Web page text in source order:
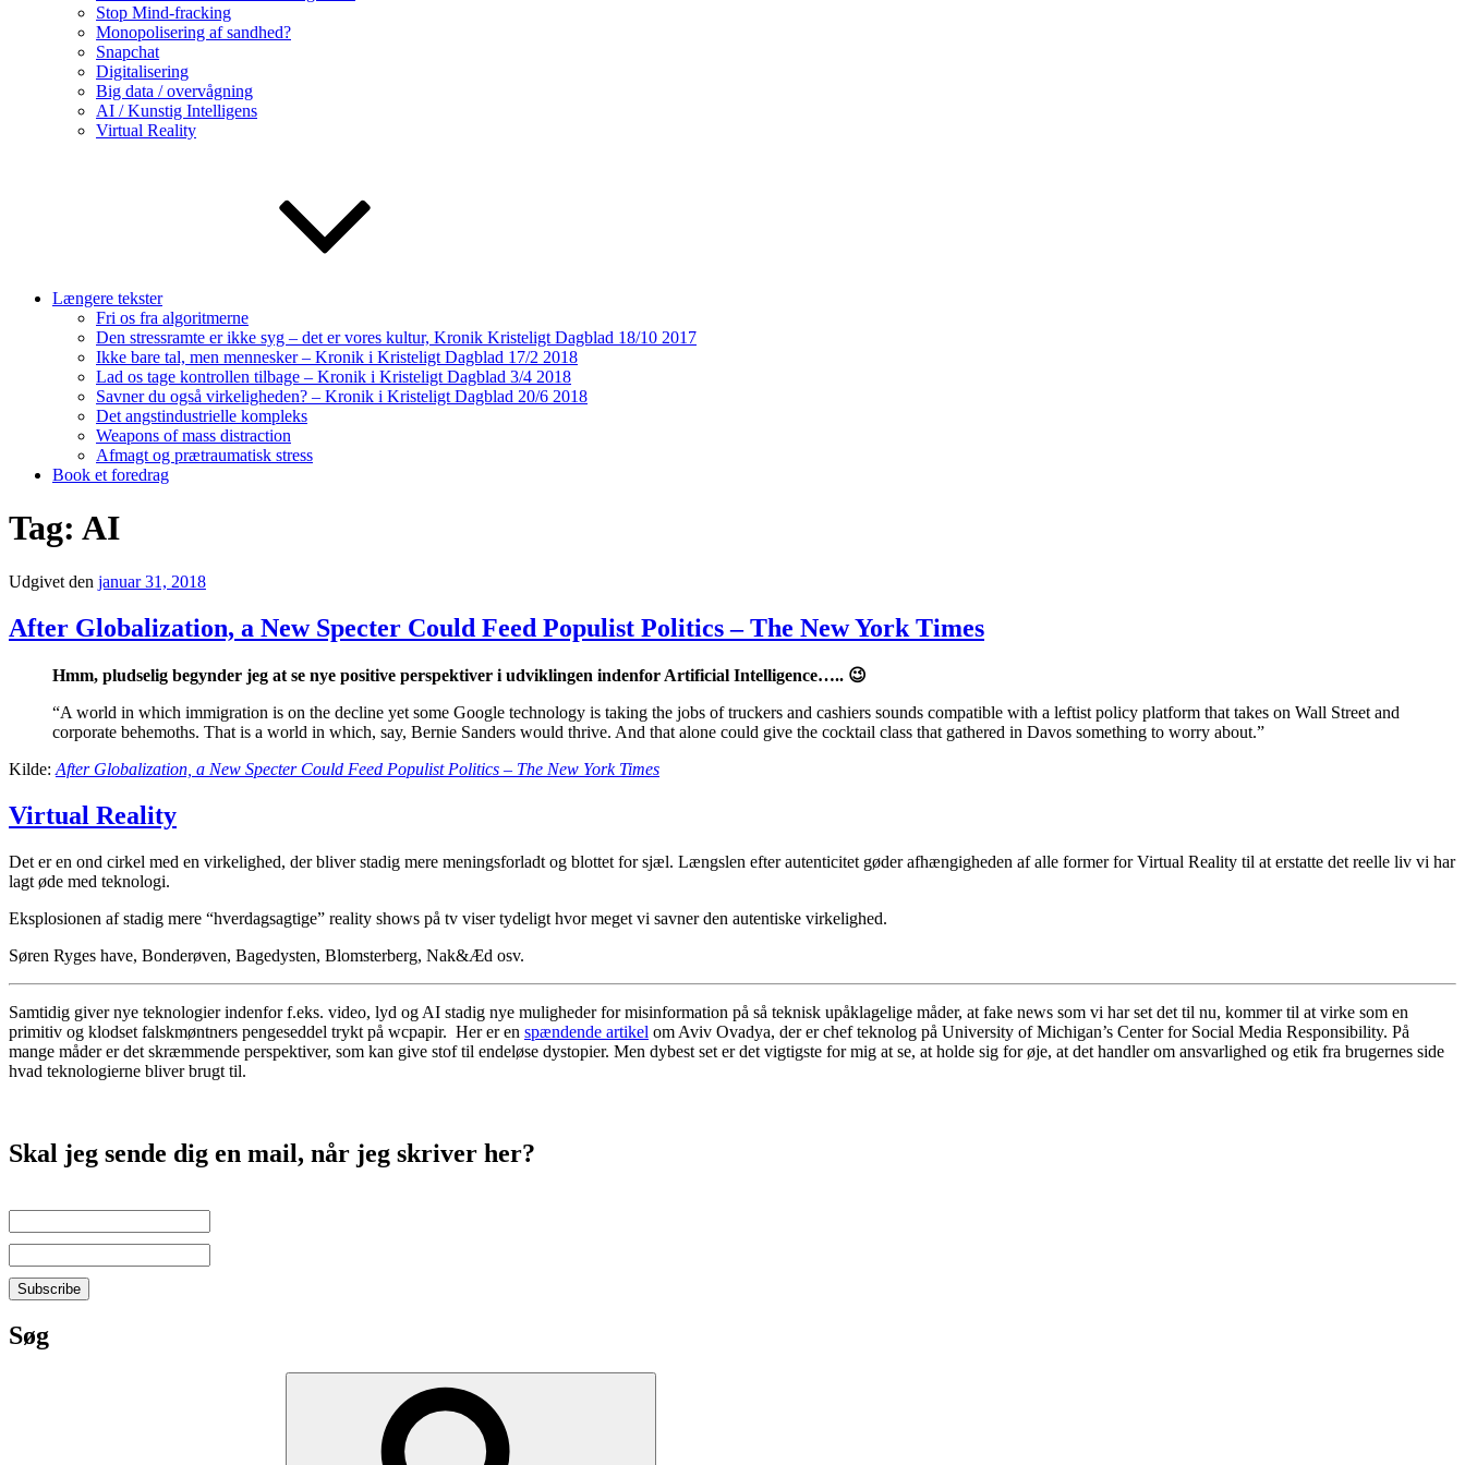
Stop Mind-fracking
Monopolisering af sandhed?
Snapchat
Digitalisering
Big data / overvågning
AI / Kunstig Intelligens
Virtual Reality
Længere tekster
Fri os fra algoritmerne
Den stressramte er ikke syg – det er vores kultur, Kronik Kristeligt Dagblad 18/10 2017
Ikke bare tal, men mennesker – Kronik i Kristeligt Dagblad 17/2 2018
Lad os tage kontrollen tilbage – Kronik i Kristeligt Dagblad 3/4 2018
Savner du også virkeligheden? – Kronik i Kristeligt Dagblad 20/6 2018
Det angstindustrielle kompleks
Weapons of mass distraction
Afmagt og prætraumatisk stress
Book et foredrag
Tag: AI
Udgivet den januar 31, 2018
After Globalization, a New Specter Could Feed Populist Politics – The New York Times
Hmm, pludselig begynder jeg at se nye positive perspektiver i udviklingen indenfor Artificial Intelligence….. 😉
“A world in which immigration is on the decline yet some Google technology is taking the jobs of truckers and cashiers sounds compatible with a leftist policy platform that takes on Wall Street and
corporate behemoths. That is a world in which, say, Bernie Sanders would thrive. And that alone could give the cocktail class that gathered in Davos something to worry about.”
Kilde: After Globalization, a New Specter Could Feed Populist Politics – The New York Times
Virtual Reality
Det er en ond cirkel med en virkelighed, der bliver stadig mere meningsforladt og blottet for sjæl. Længslen efter autenticitet gøder afhængigheden af alle former for Virtual Reality til at erstatte det reelle liv vi har
lagt øde med teknologi.
Eksplosionen af stadig mere “hverdagsagtige” reality shows på tv viser tydeligt hvor meget vi savner den autentiske virkelighed.
Søren Ryges have, Bonderøven, Bagedysten, Blomsterberg, Nak&Æd osv.
Samtidig giver nye teknologier indenfor f.eks. video, lyd og AI stadig nye muligheder for misinformation på så teknisk upåklagelige måder, at fake news som vi har set det til nu, kommer til at virke som en
primitiv og klodset falskmøntners pengeseddel trykt på wcpapir. Her er en spændende artikel om Aviv Ovadya, der er chef teknolog på University of Michigan’s Center for Social Media Responsibility. På
mange måder er det skræmmende perspektiver, som kan give stof til endeløse dystopier. Men dybest set er det vigtigste for mig at se, at holde sig for øje, at det handler om ansvarlighed og etik fra brugernes side
hvad teknologierne bliver brugt til.
Skal jeg sende dig en mail, når jeg skriver her?
Søg